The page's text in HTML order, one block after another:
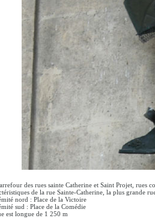
des rues sainte Catherine et Saint Projet, rues
de la rue Sainte-Catherine, la plus grande
nord : Place de la Victoire
sud : Place de la Comédie
est longue de 1 250 m